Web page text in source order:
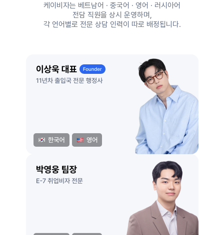
케이비자는 베트남어 · 중국어 · 영어 · 러시아어
전담 직원을 상시 운영하며,
각 언어별로 전문 상담 인력이 따로 배정됩니다.